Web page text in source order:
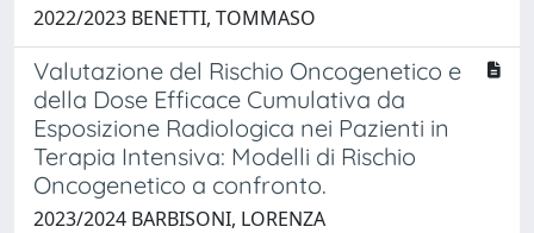
2022/2023 BENETTI, TOMMASO
Valutazione del Rischio Oncogenetico e
della Dose Efficace Cumulativa da
Esposizione Radiologica nei Pazienti in
Terapia Intensiva: Modelli di Rischio
Oncogenetico a confronto.
2023/2024 BARBISONI, LORENZA